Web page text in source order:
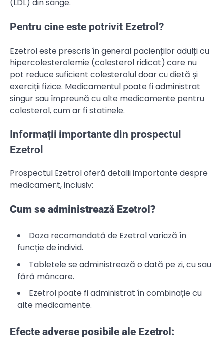
(LDL) din sânge.
Pentru cine este potrivit Ezetrol?
Ezetrol este prescris în general pacienților adulți cu
hipercolesterolemie (colesterol ridicat) care nu
pot reduce suficient colesterolul doar cu dietă și
exerciții fizice. Medicamentul poate fi administrat
singur sau împreună cu alte medicamente pentru
colesterol, cum ar fi statinele.
Informații importante din prospectul
Ezetrol
Prospectul Ezetrol oferă detalii importante despre
medicament, inclusiv:
Cum se administrează Ezetrol?
Doza recomandată de Ezetrol variază în
funcție de individ.
Tabletele se administrează o dată pe zi, cu sau
fără mâncare.
Ezetrol poate fi administrat în combinație cu
alte medicamente.
Efecte adverse posibile ale Ezetrol: